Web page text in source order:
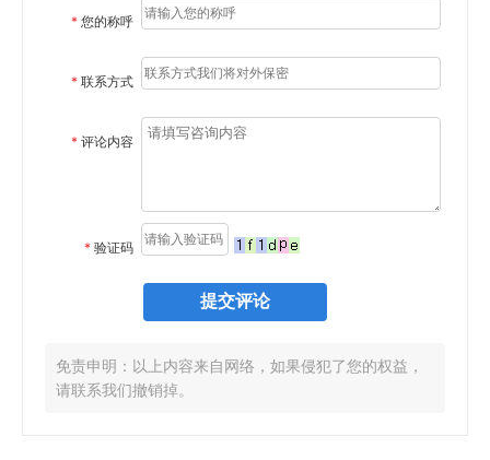
* 您的称呼
* 联系方式
* 评论内容
* 验证码
免责申明：以上内容来自网络，如果侵犯了您的权益，
请联系我们撤销掉。